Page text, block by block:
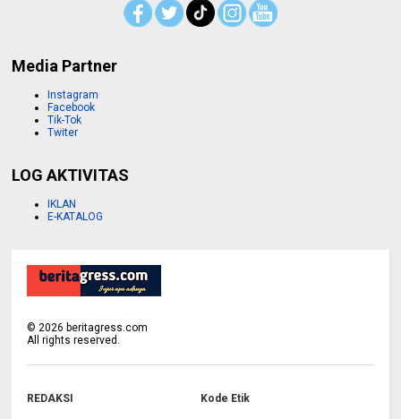
Media Partner
Instagram
Facebook
Tik-Tok
Twiter
LOG AKTIVITAS
IKLAN
E-KATALOG
©2026 beritagress.com
All rights reserved.
REDAKSI Kode Etik